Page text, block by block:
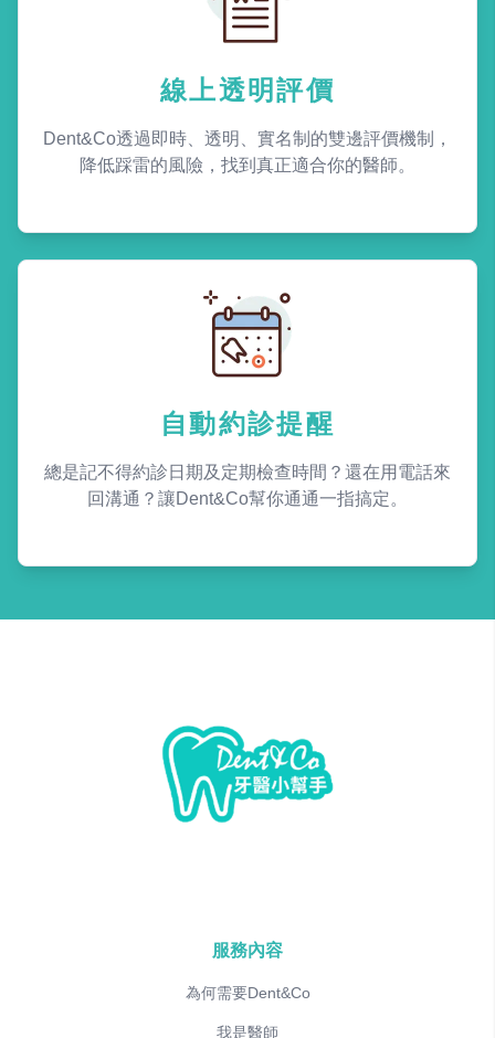
線上透明評價
Dent&Co透過即時、透明、實名制的雙邊評價機制，
降低踩雷的風險，找到真正適合你的醫師。
自動約診提醒
總是記不得約診日期及定期檢查時間？還在用電話來
回溝通？讓Dent&Co幫你通通一指搞定。
服務內容
為何需要Dent&Co
我是醫師